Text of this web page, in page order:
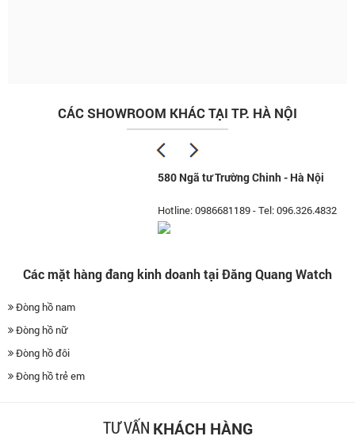
CÁC SHOWROOM KHÁC TẠI TP. HÀ NỘI
580 Ngã tư Trường Chinh - Hà Nội
0986681189-Tel: 096.326.4832
Các mặt hàng đang kinh doanh tại Đăng Quang Watch
Đòng hồ nam
Đòng hồ nữ
Đòng hồ đôi
Đòng hồ trẻ em
TƯ VẤN KHÁCH HÀNG